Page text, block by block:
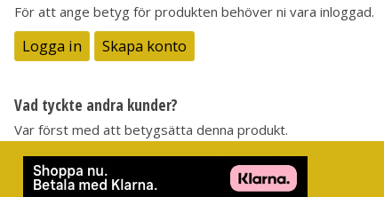
För att ange betyg för produkten behöver ni vara inloggad.
Logga in Skapa konto
Vad tyckte andra kunder?
Var först med att betygsätta denna produkt.